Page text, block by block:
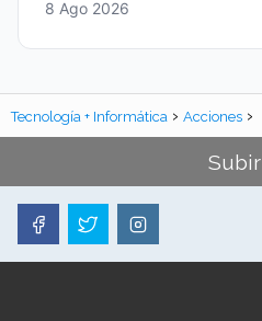
8 Ago 2026
Tecnología + Informática Acciones
Subir